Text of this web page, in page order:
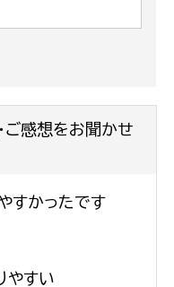
ご感想をお聞かせ
すかったです
やすい